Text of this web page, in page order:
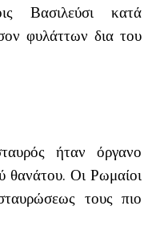
Βασιλεύσι κατά
φυλάττων δια του
ήταν όργανο
θανάτου. Οι Ρωμαίοι
τους πιο